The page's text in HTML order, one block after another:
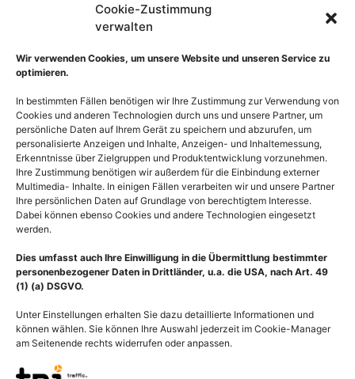
Cookie-Zustimmung
verwalten
Wir verwenden Cookies, um unsere Website und unseren Service zu
optimieren.
In bestimmten Fällen benötigen wir Ihre Zustimmung zur Verwendung von
Cookies und anderen Technologien durch uns und unsere Partner, um
persönliche Daten auf Ihrem Gerät zu speichern und abzurufen, um
personalisierte Anzeigen und Inhalte, Anzeigen- und Inhaltemessung,
Erkenntnisse über Zielgruppen und Produktentwicklung vorzunehmen.
Ihre Zustimmung benötigen wir außerdem für die Einbindung externer
Multimedia- Inhalte. In einigen Fällen verarbeiten wir und unsere Partner
Ihre persönlichen Daten auf Grundlage von berechtigtem Interesse.
Dabei können ebenso Cookies und andere Technologien eingesetzt
werden.
Dies umfasst auch Ihre Einwilligung in die Übermittlung bestimmter
personenbezogener Daten in Drittländer, u.a. die USA, nach Art. 49
(1) (a) DSGVO.
Unter Einstellungen erhalten Sie dazu detaillierte Informationen und
können wählen. Sie können Ihre Auswahl jederzeit im Cookie-Manager
am Seitenende rechts widerrufen oder anpassen.
Auswahl zurücksetzen
In den Warenkorb